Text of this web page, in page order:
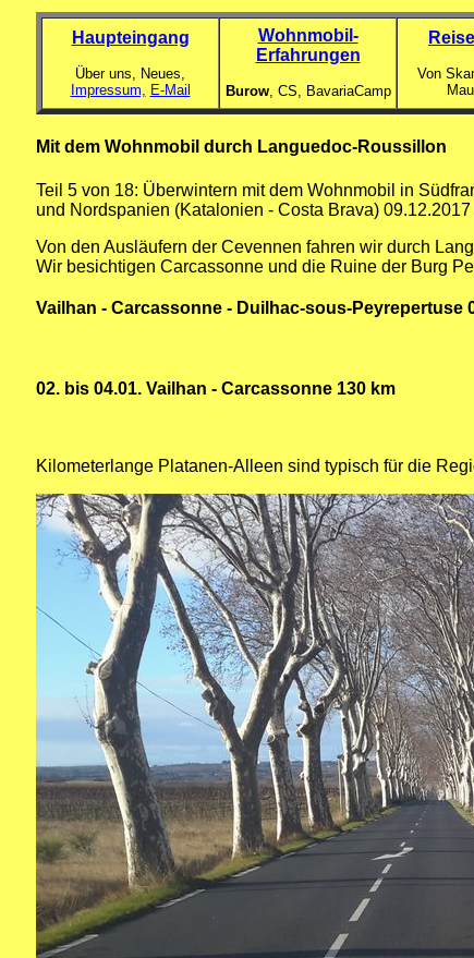
Haupteingang
Über uns, Neues,
Impressum, E-Mail
Wohnmobil-
Erfahrungen
Burow, CS, BavariaCamp
Von
Mit dem Wohnmobil durch Languedoc-Roussillon
Teil 5 von 18: Überwintern mit dem Wohnmobil in
und Nordspanien (Katalonien - Costa Brava)
Von den Ausläufern der Cevennen fahren wir durch
Wir besichtigen Carcassonne und die Ruine der Burg
Vailhan - Carcassonne - Duilhac-sous-Peyrepertuse
02. bis 04.01. Vailhan - Carcassonne 130 km
Kilometerlange Platanen-Alleen sind typisch für die